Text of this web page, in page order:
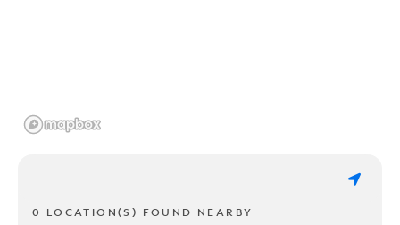
0 LOCATION(S) FOUND NEARBY